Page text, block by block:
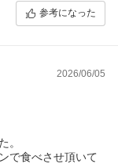
参考になった
2026/06/05
。
で食べさせ頂いて